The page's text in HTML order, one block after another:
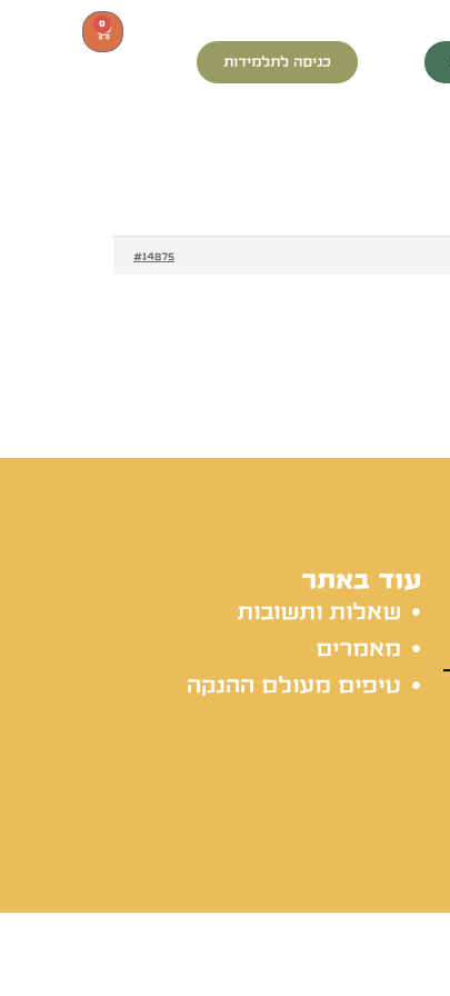
כניסה לתלמידות
0
#14875
עוד באתר
שאלות ותשובות
מאמרים
טיפים מעולם ההנקה